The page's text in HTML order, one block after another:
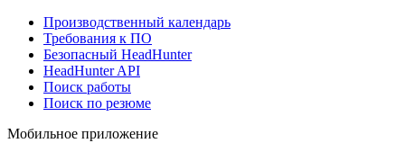
Производственный календарь
Требования к ПО
Безопасный HeadHunter
HeadHunter API
Поиск работы
Поиск по резюме
Мобильное приложение